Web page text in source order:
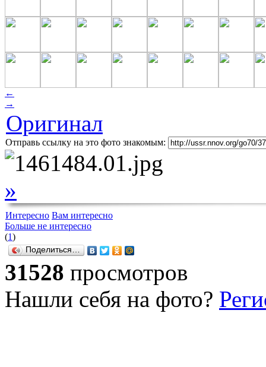
←
→
Оригинал
Отправь ссылку на это фото знакомым:
»
Интересно Вам интересно
Больше не интересно
(1)
Поделиться…
31528 просмотров
Нашли себя на фото?